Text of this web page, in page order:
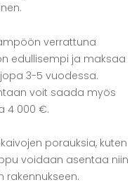
verrattuna
edullisempi ja maksaa
3-5 vuodessa.
voit saada myös
4 000 €.
porauksia, kuten
voidaan asentaa niin
rakennukseen.